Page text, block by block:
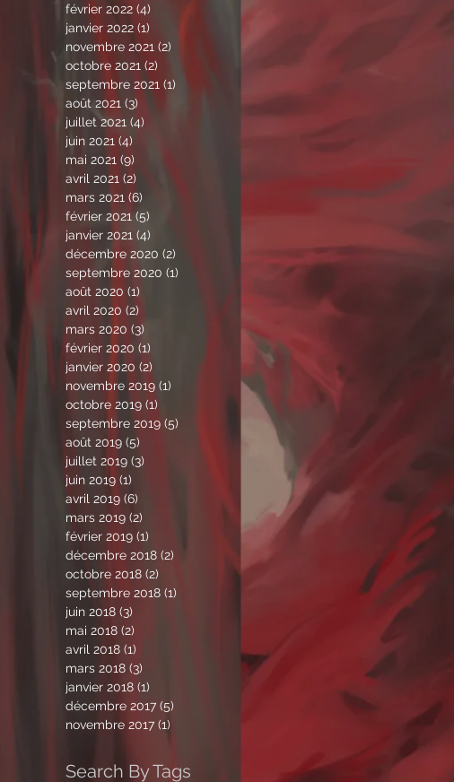
février 2022 (4) 4 posts
janvier 2022 (1)
novembre 2021 (2)
octobre 2021 (2)
septembre 2021 (1)
août 2021 (3)
juillet 2021 (4)
juin 2021 (4)
mai 2021 (9)
avril 2021 (2)
mars 2021 (6)
février 2021 (5)
janvier 2021 (4)
décembre 2020 (2)
septembre 2020 (1)
août 2020 (1)
avril 2020 (2)
mars 2020 (3)
février 2020 (1)
janvier 2020 (2)
novembre 2019 (1)
octobre 2019 (1)
septembre 2019 (5)
août 2019 (5)
juillet 2019 (3)
juin 2019 (1)
avril 2019 (6)
mars 2019 (2)
février 2019 (1)
décembre 2018 (2)
octobre 2018 (2)
septembre 2018 (1)
juin 2018 (3)
mai 2018 (2)
avril 2018 (1)
mars 2018 (3)
janvier 2018 (1)
décembre 2017 (5)
novembre 2017 (1)
Search By Tags